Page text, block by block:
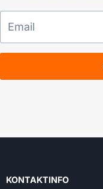
KONTAKTINFO